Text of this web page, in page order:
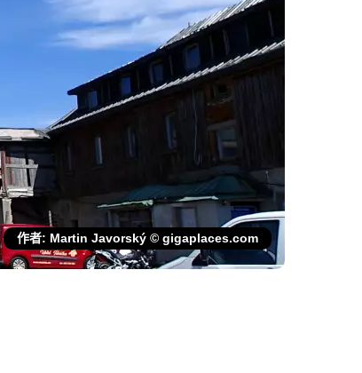
作者: Martin Javorský © gigaplaces.com